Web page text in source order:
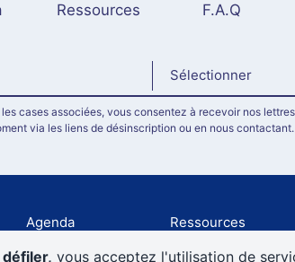
Ressources F.A.Q
Sélectionner
cases associées, vous consentez à recevoir nos
via les liens de désinscription ou en nous
Agenda Ressources
Newsletter
défiler, vous acceptez l'utilisation de